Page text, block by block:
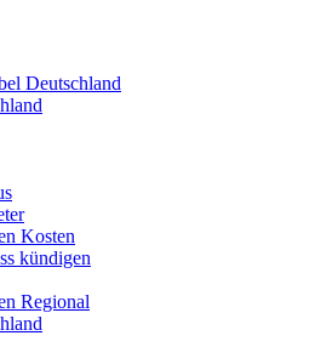
Deutschland
Kosten
kündigen
Regional